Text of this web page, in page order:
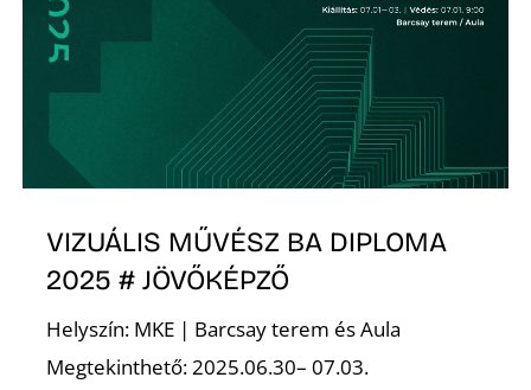
VIZUÁLIS MŰVÉSZ BA DIPLOMA
2025 # JÖVŐKÉPZŐ
Helyszín: MKE | Barcsay terem és Aula
Megtekinthető: 2025.06.30– 07.03.